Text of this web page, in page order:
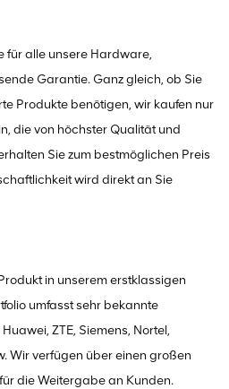
für alle unsere Hardware,
Garantie. Ganz gleich, ob Sie
Produkte benötigen, wir kaufen nur
die von höchster Qualität und
Sie zum bestmöglichen Preis
wird direkt an Sie
in unserem erstklassigen
umfasst sehr bekannte
ZTE, Siemens, Nortel,
Wir verfügen über einen großen
die Weitergabe an Kunden.